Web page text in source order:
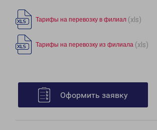
Тарифы на перевозку в филиал (xls)
Тарифы на перевозку из филиала (xls)
Оформить заявку